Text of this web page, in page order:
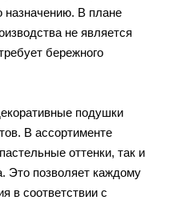
назначению. В плане
не является
бережного
подушки
В ассортименте
оттенки, так и
Это позволяет каждому
в соответствии с